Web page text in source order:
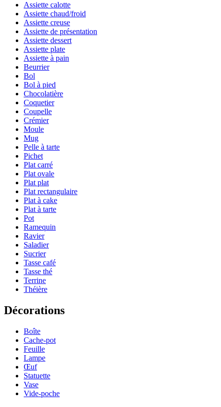
Assiette calotte
Assiette chaud/froid
Assiette creuse
Assiette de présentation
Assiette dessert
Assiette plate
Assiette à pain
Beurrier
Bol
Bol à pied
Chocolatière
Coquetier
Coupelle
Crémier
Moule
Mug
Pelle à tarte
Pichet
Plat carré
Plat ovale
Plat plat
Plat rectangulaire
Plat à cake
Plat à tarte
Pot
Ramequin
Ravier
Saladier
Sucrier
Tasse café
Tasse thé
Terrine
Théière
Décorations
Boîte
Cache-pot
Feuille
Lampe
Œuf
Statuette
Vase
Vide-poche